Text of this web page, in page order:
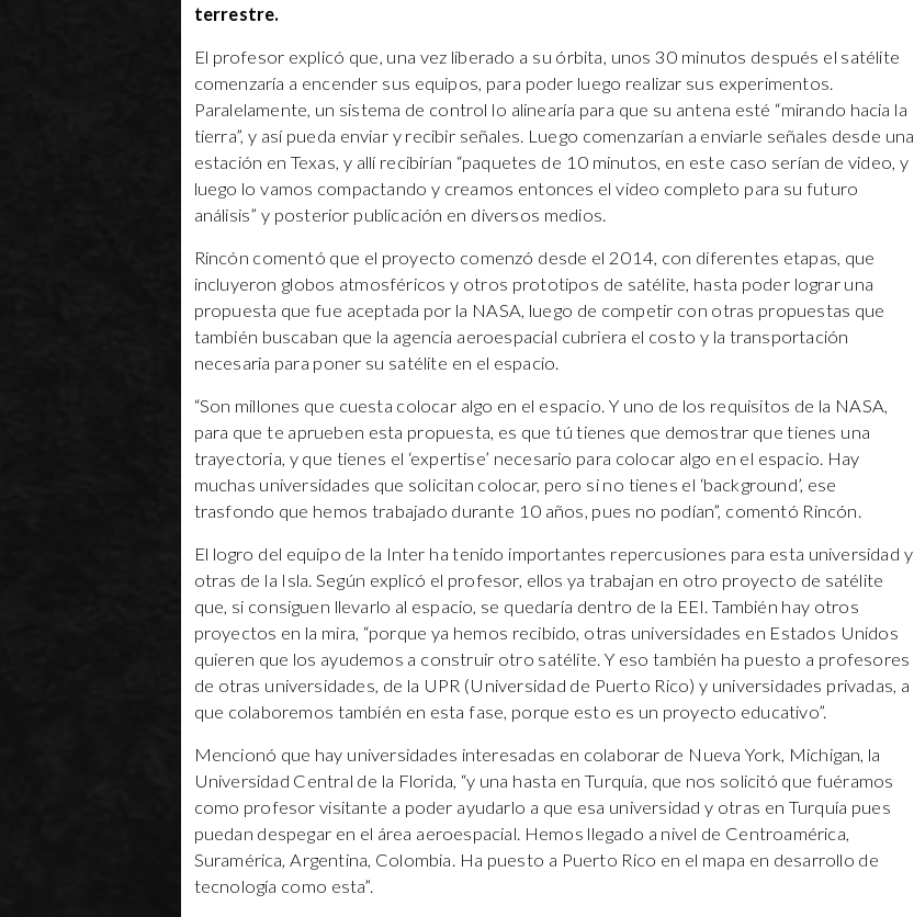
terrestre.
El profesor explicó que, una vez liberado a su órbita, unos 30 minutos después el satélite
comenzaría a encender sus equipos, para poder luego realizar sus experimentos.
Paralelamente, un sistema de control lo alinearía para que su antena esté “mirando hacia la
tierra”, y así pueda enviar y recibir señales. Luego comenzarían a enviarle señales desde una
estación en Texas, y allí recibirían “paquetes de 10 minutos, en este caso serían de video, y
luego lo vamos compactando y creamos entonces el video completo para su futuro
análisis” y posterior publicación en diversos medios.
Rincón comentó que el proyecto comenzó desde el 2014, con diferentes etapas, que
incluyeron globos atmosféricos y otros prototipos de satélite, hasta poder lograr una
propuesta que fue aceptada por la NASA, luego de competir con otras propuestas que
también buscaban que la agencia aeroespacial cubriera el costo y la transportación
necesaria para poner su satélite en el espacio.
“Son millones que cuesta colocar algo en el espacio. Y uno de los requisitos de la NASA,
para que te aprueben esta propuesta, es que tú tienes que demostrar que tienes una
trayectoria, y que tienes el ‘expertise’ necesario para colocar algo en el espacio. Hay
muchas universidades que solicitan colocar, pero si no tienes el ‘background’, ese
trasfondo que hemos trabajado durante 10 años, pues no podían”, comentó Rincón.
El logro del equipo de la Inter ha tenido importantes repercusiones para esta universidad y
otras de la Isla. Según explicó el profesor, ellos ya trabajan en otro proyecto de satélite
que, si consiguen llevarlo al espacio, se quedaría dentro de la EEI. También hay otros
proyectos en la mira, “porque ya hemos recibido, otras universidades en Estados Unidos
quieren que los ayudemos a construir otro satélite. Y eso también ha puesto a profesores
de otras universidades, de la UPR (Universidad de Puerto Rico) y universidades privadas, a
que colaboremos también en esta fase, porque esto es un proyecto educativo”.
Mencionó que hay universidades interesadas en colaborar de Nueva York, Michigan, la
Universidad Central de la Florida, “y una hasta en Turquía, que nos solicitó que fuéramos
como profesor visitante a poder ayudarlo a que esa universidad y otras en Turquía pues
puedan despegar en el área aeroespacial. Hemos llegado a nivel de Centroamérica,
Suramérica, Argentina, Colombia. Ha puesto a Puerto Rico en el mapa en desarrollo de
tecnología como esta”.